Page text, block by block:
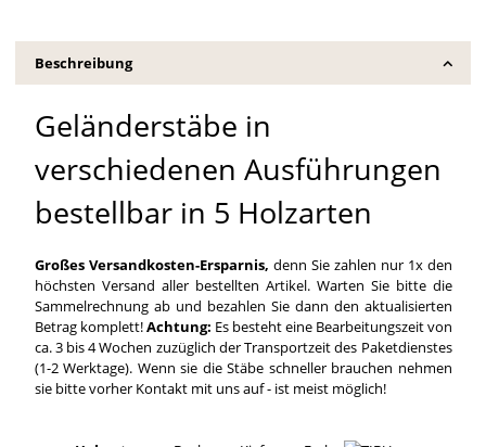
Beschreibung
Geländerstäbe in
verschiedenen Ausführungen
bestellbar in 5 Holzarten
Großes Versandkosten-Ersparnis, denn Sie zahlen nur 1x den
höchsten Versand aller bestellten Artikel. Warten Sie bitte die
Sammelrechnung ab und bezahlen Sie dann den aktualisierten
Betrag komplett!Achtung: Es besteht eine Bearbeitungszeit von
ca. 3 bis 4 Wochen zuzüglich der Transportzeit des Paketdienstes
(1-2 Werktage). Wenn sie die Stäbe schneller brauchen nehmen
sie bitte vorher Kontakt mit uns auf - ist meist möglich!